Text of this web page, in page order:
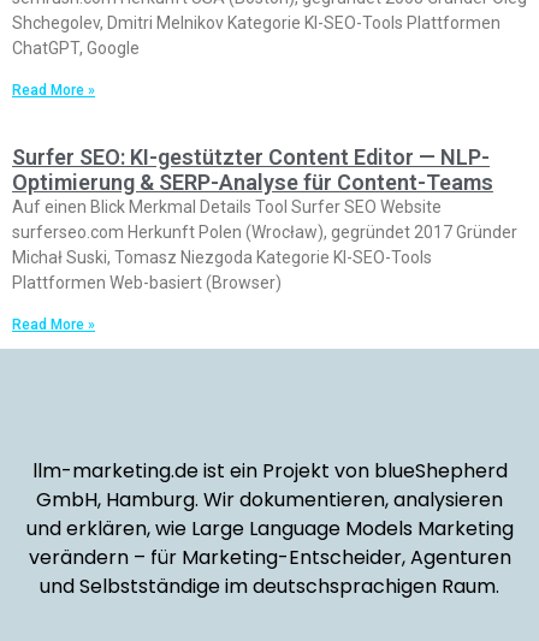
Shchegolev, Dmitri Melnikov Kategorie KI-SEO-Tools Plattformen
ChatGPT, Google
Read More »
Surfer SEO: KI-gestützter Content Editor — NLP-
Optimierung & SERP-Analyse für Content-Teams
Auf einen Blick Merkmal Details Tool Surfer SEO Website
surferseo.com Herkunft Polen (Wrocław), gegründet 2017 Gründer
Michał Suski, Tomasz Niezgoda Kategorie KI-SEO-Tools
Plattformen Web-basiert (Browser)
Read More »
llm-marketing.de ist ein Projekt von blueShepherd
GmbH, Hamburg. Wir dokumentieren, analysieren
und erklären, wie Large Language Models Marketing
verändern – für Marketing-Entscheider, Agenturen
und Selbstständige im deutschsprachigen Raum.